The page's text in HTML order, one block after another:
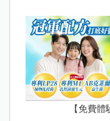
【免費